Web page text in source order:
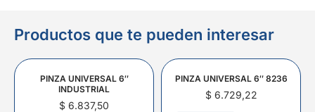
Productos que te pueden interesar
PINZA UNIVERSAL 6″
INDUSTRIAL
$ 6.837,50
PINZA UNIVERSAL 6″ 8236
$6.729,22